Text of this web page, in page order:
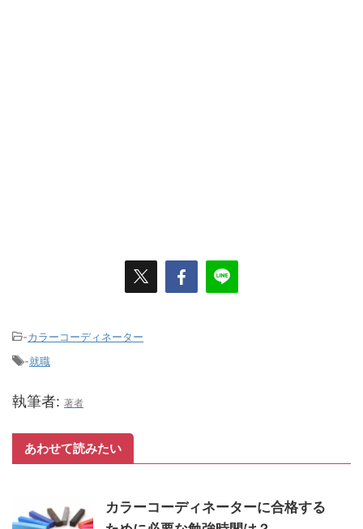
-カラーコーディネーター
-就職
執筆者: 著者
あわせて読みたい
カラーコーディネーターに合格する